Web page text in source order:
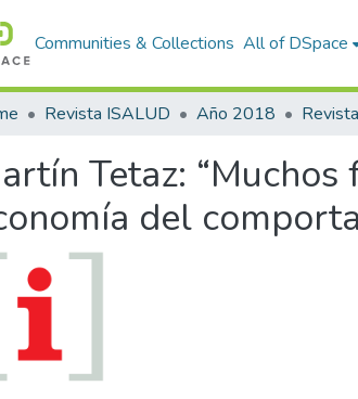
Communities & Collections All of DSpace
Revista ISALUD Año 2018
Tetaz:
del